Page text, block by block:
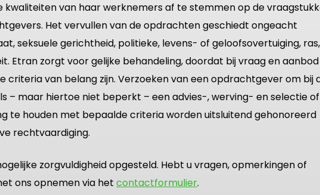
kwaliteiten van haar werknemers af te stemmen op de
Het vervullen van de opdrachten geschiedt ongeacht
seksuele gerichtheid, politieke, levens- of geloofsovertuiging, ras,
Etran zorgt voor gelijke behandeling, doordat bij vraag en aanbod
van belang zijn. Verzoeken van een opdrachtgever om bij
– maar hiertoe niet beperkt – een advies-, werving- en selectie of
te houden met bepaalde criteria worden uitsluitend gehonoreerd
rechtvaardiging.
zorgvuldigheid opgesteld. Hebt u vragen, opmerkingen of
ons opnemen via het contactformulier.